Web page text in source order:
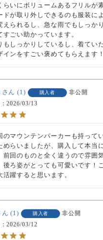
らいにボリュームあるフリルが
ドが取り外しできるのも服装に
えられるし、急な雨でもしっか
すごい助かっています。
もしっかりしているし、着てい
1 購入者
非公開
2026/03/13
のマウンテンパーカーも持って
めらいましたが、購入して本当
前回のものと全く違うので雰囲
後ろ姿がとっても可愛いです！
活躍すると思います。
1 購入者
非公開
2026/03/12